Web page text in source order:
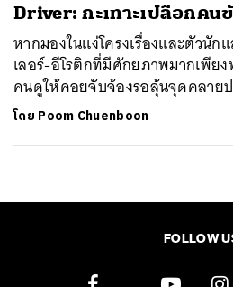
Driver: กะเทาะเปลือกคน
หากมองในแง่โครงเรื่องและตัวนัก
เลอร์-อีโรติกที่มีศักยภาพมากเพีย
คนดูให้คอยจับจ้องรอลุ้นจุดคลาย
โดย Poom Chuenboon
FOLLOW